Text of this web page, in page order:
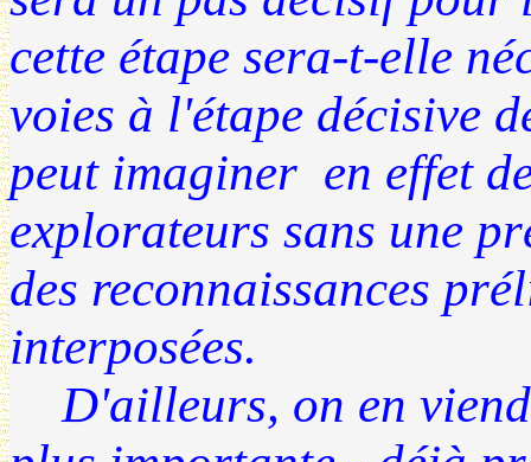
cette étape sera-t-elle
voies à l'étape décisive
peut imaginer en effet
explorateurs sans une
des reconnaissances
interposées.
D'ailleurs, on en